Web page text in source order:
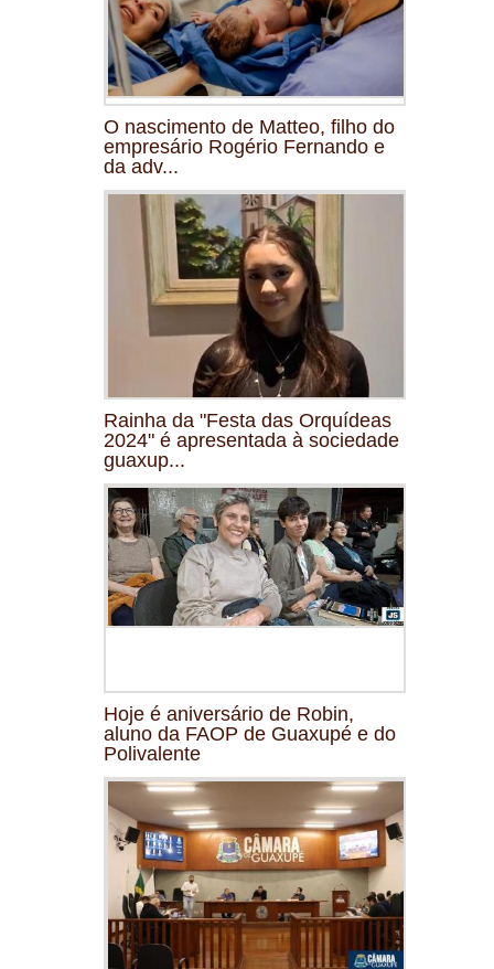
O nascimento de Matteo, filho do
empresário Rogério Fernando e
da adv...
Rainha da "Festa das Orquídeas
2024" é apresentada à sociedade
guaxup...
Hoje é aniversário de Robin,
aluno da FAOP de Guaxupé e do
Polivalente